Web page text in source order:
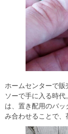
ホームセンターで
ソーで手に入る時代
は、置き配用のバ
み合わせることで、